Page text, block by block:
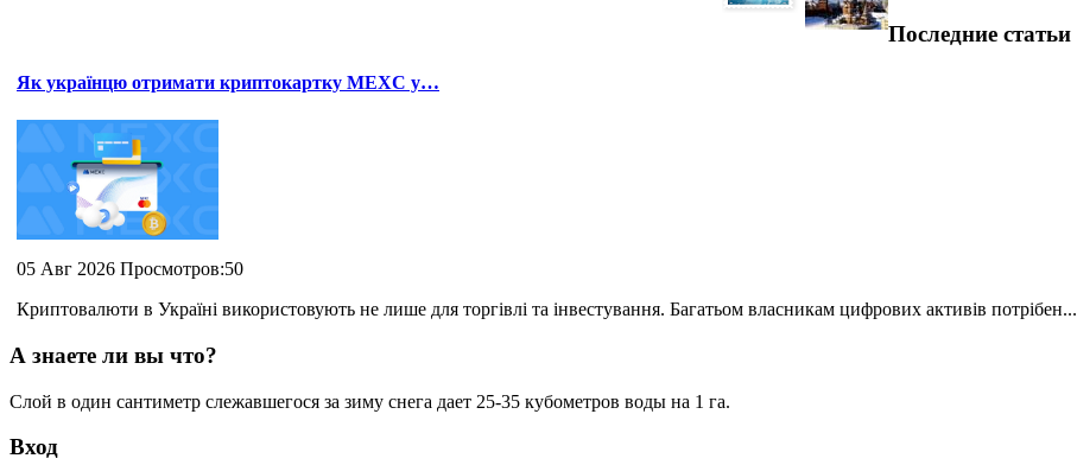
Последние статьи
Як українцю отримати криптокартку MEXC у…
05 Авг 2026 Просмотров:50
Криптовалюти в Україні використовують не лише для торгівлі та інвестування. Багатьом власникам цифрових активів потрібен...
А знаете ли вы что?
Слой в один сантиметр слежавшегося за зиму снега дает 25-35 кубометров воды на 1 га.
Вход